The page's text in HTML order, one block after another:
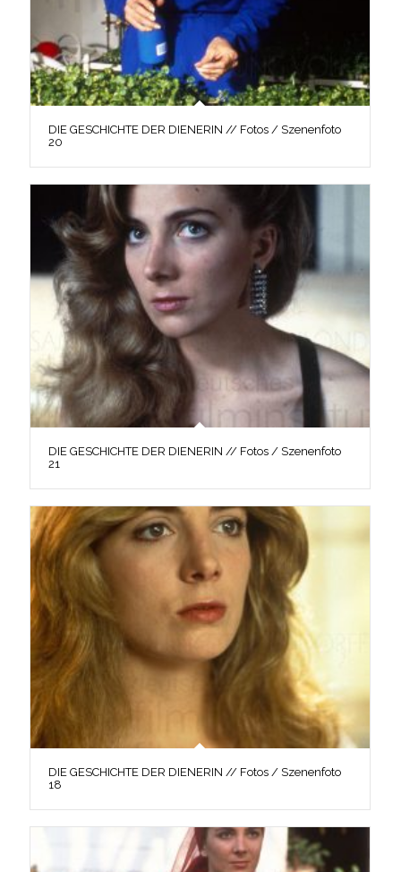
DIE GESCHICHTE DER DIENERIN // Fotos / Szenenfoto
20
DIE GESCHICHTE DER DIENERIN // Fotos / Szenenfoto
21
DIE GESCHICHTE DER DIENERIN // Fotos / Szenenfoto
18